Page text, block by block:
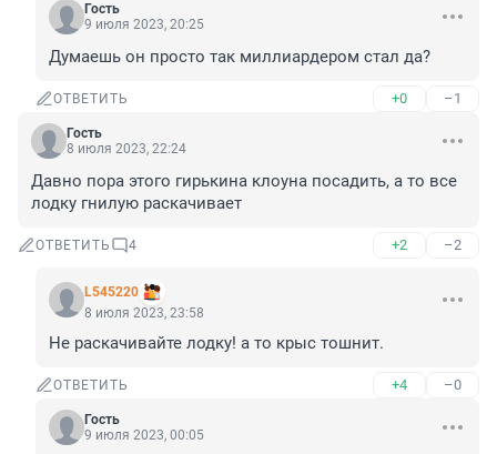
Гость
9 июля 2023, 20:25
Думаешь он просто так миллиардером стал да?
ОТВЕТИТЬ +0 –1
Гость
8 июля 2023, 22:24
Давно пора этого гирькина клоуна посадить, а то все
лодку гнилую раскачивает
ОТВЕТИТЬ 4 +2 –2
L545220
8 июля 2023, 23:58
Не раскачивайте лодку! а то крыс тошнит.
ОТВЕТИТЬ +4 –0
Гость
9 июля 2023, 00:05